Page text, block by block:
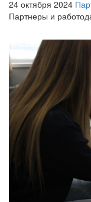
24 октября 2024
Партнеры и